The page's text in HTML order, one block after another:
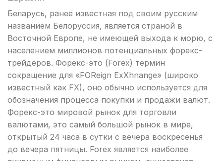
Беларусь, ранее известная под своим русским
названием Белоруссия, является страной в
Восточной Европе, не имеющей выхода к морю, с
населением миллионов потенциальных форекс-
трейдеров. Форекс-это (Forex) термин
сокращение для «FOReign ExXhnange» (широко
известный как FX), оно обычно используется для
обозначения процесса покупки и продажи валют.
Форекс-это мировой рынок для торговли
валютами, это самый большой рынок в мире,
открытый 24 часа в сутки с вечера воскресенья
до вечера пятницы. Forex является наиболее